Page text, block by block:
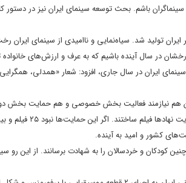
باشم. بحث توسعه سینمای ایران نیز در دستور
بر ۴ هزار و ۳۰۰ فیلم در سراسر ایران تولید شد. سیاه‌نمایی و
در سال آینده باشیم که به عرف و ارزش‌های
ایران در سال جاری، افزود: شعار «همدلی،
هم نیازمند فعالیت بخش خصوصی و هم حمایت بخش
کشور و امید به آینده.
کودکان و خردسالان را به شهادت برسانند. از این رو